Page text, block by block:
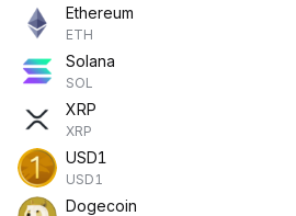
Ethereum
ETH
Solana
SOL
XRP
XRP
USD1
USD1
Dogecoin